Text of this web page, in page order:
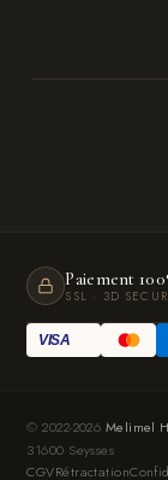
Paiement
SSL · 3D
VISA
© 2022-2026 Melimel
31600 Seysses
CGVRétractation